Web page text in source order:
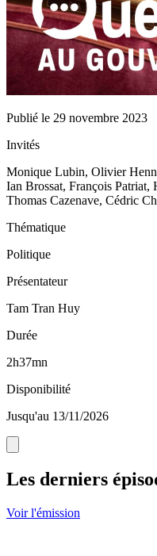
Publié le 29 novembre 2023
Invités
Monique Lubin, Olivier
Ian Brossat, François Patriat,
Thomas Cazenave, Cédric
Thématique
Politique
Présentateur
Tam Tran Huy
Durée
2h37mn
Disponibilité
Jusqu'au 13/11/2026
Les derniers
Voir l'émission